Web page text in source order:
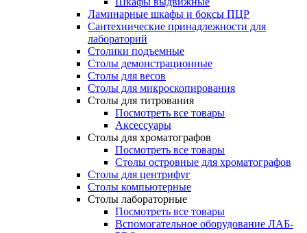
Ламинарные шкафы и боксы ПЦР
Сантехнические принадлежности для
лабораторий
Столики подъемные
Столы демонстрационные
Столы для весов
Столы для микроскопирования
Столы для титрования
Посмотреть все товары
Аксессуары
Столы для хроматографов
Посмотреть все товары
Столы островные для хроматографов
Столы для центрифуг
Столы компьютерные
Столы лабораторные
Посмотреть все товары
Вспомогательное оборудование ЛАБ-